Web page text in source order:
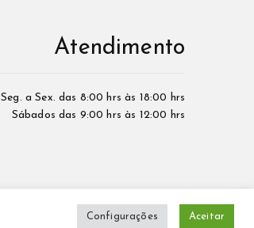
Atendimento
Seg. a Sex. das 8:00 hrs às 18:00 hrs
Sábados das 9:00 hrs às 12:00 hrs
Configurações Aceitar